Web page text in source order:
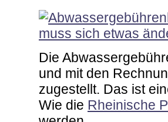
Die
und mit den
zugestellt. Das ist
Wie die Rheinische